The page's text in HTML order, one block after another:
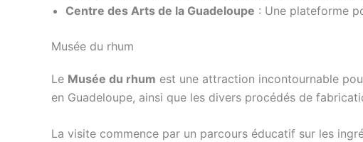
Centre des Arts de la Guadeloupe : Une plateforme
Musée du rhum
Le Musée du rhum est une attraction incontournable
en Guadeloupe, ainsi que les divers procédés de
La visite commence par un parcours éducatif sur les